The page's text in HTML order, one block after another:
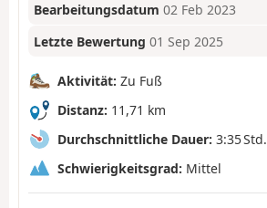
Bearbeitungsdatum 02 Feb 2023
Letzte Bewertung 01 Sep 2025
Aktivität: Zu Fuß
Distanz: 11,71 km
Durchschnittliche Dauer: 3:35 Std.
Schwierigkeitsgrad: Mittel